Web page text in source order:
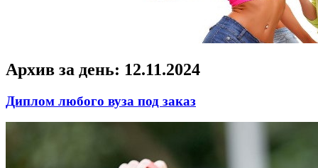
Архив за день: 12.11.2024
Диплом любого вуза под заказ